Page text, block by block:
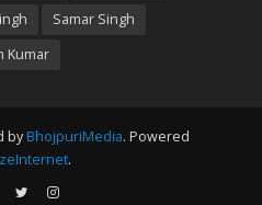
Samar Singh
Kumar
by BhojpuriMedia. Powered
.